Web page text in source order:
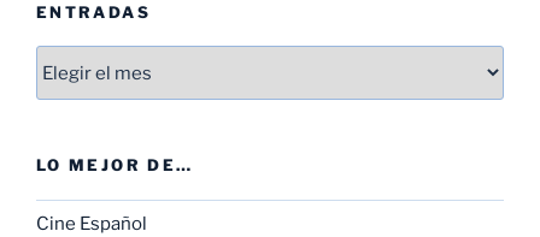
ENTRADAS
LO MEJOR DE…
Cine Español